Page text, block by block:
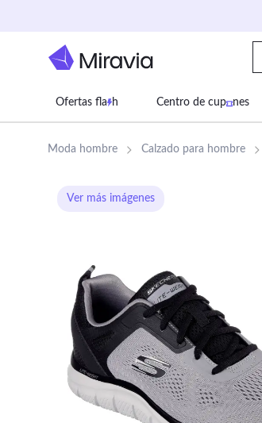
Ofertas fla h Centro de cup nes
Supermercado Juguetes
Moda hombre Calzado para hombre
Ver más imágenes